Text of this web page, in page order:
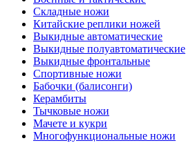
Складные ножи
Китайские реплики ножей
Выкидные автоматические
Выкидные полуавтоматические
Выкидные фронтальные
Спортивные ножи
Бабочки (балисонги)
Керамбиты
Тычковые ножи
Мачете и кукри
Многофункциональные ножи